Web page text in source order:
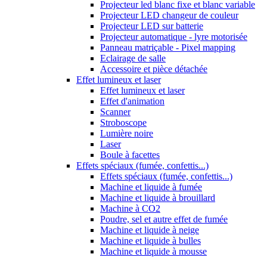
Projecteur led blanc fixe et blanc variable
Projecteur LED changeur de couleur
Projecteur LED sur batterie
Projecteur automatique - lyre motorisée
Panneau matriçable - Pixel mapping
Eclairage de salle
Accessoire et pièce détachée
Effet lumineux et laser
Effet lumineux et laser
Effet d'animation
Scanner
Stroboscope
Lumière noire
Laser
Boule à facettes
Effets spéciaux (fumée, confettis...)
Effets spéciaux (fumée, confettis...)
Machine et liquide à fumée
Machine et liquide à brouillard
Machine à CO2
Poudre, sel et autre effet de fumée
Machine et liquide à neige
Machine et liquide à bulles
Machine et liquide à mousse